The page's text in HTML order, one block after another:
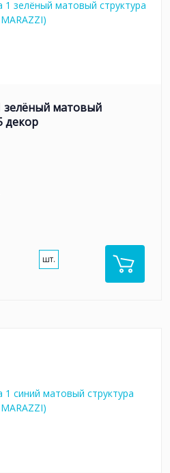
зелёный матовый
декор
шт.